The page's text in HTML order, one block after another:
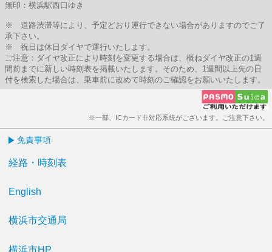
無印：横浜駅西口ゆき
※ 道路渋滞等により、予定どおり運行できない場合がありますのでご了
承下さい。
※ 祝日は休日ダイヤで運行いたします。
ご注意：ダイヤ改正により時刻を変更する場合は、概ねダイヤ改正の1週
間前までに新しい時刻表を掲載いたします。そのため、1週間以上先の日
付を検索した場合は、乗車前に改めて時刻のご確認をお願いいたします。
※一部、ICカード非対応系統がございます。ご注意下さい。
免責事項
経路・時刻表
English
横浜市交通局
横浜市HP